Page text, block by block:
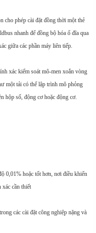
cho phép cài đặt đồng thời một thẻ
nhanh để đồng bộ hóa ổ đĩa qua
giữa các phần máy liên tiếp.
xác kiểm soát mô-men xoắn vòng
một tải có thể lập trình mô phỏng
hộp số, động cơ hoặc động cơ.
0,01% hoặc tốt hơn, nơi điều khiển
xác cần thiết
các cài đặt công nghiệp nặng và